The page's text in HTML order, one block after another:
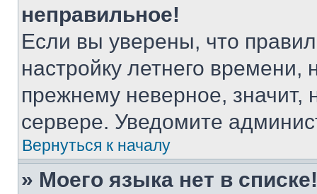
неправильное!
Если вы уверены, что
настройку летнего
прежнему неверное, значит,
сервере. Уведомите
Вернуться к началу
» Моего языка нет в списке!